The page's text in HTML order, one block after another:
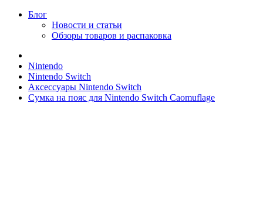
Блог
Новости и статьи
Обзоры товаров и распаковка
Nintendo
Nintendo Switch
Аксессуары Nintendo Switch
Сумка на пояс для Nintendo Switch Caomuflage